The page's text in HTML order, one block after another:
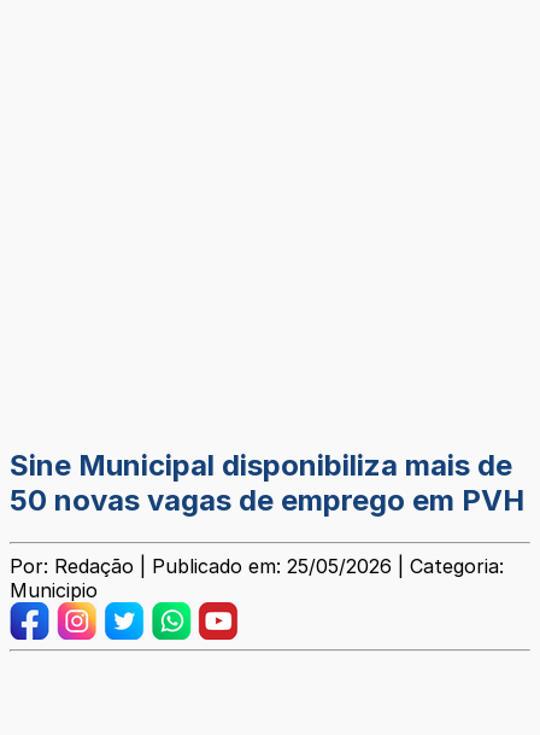
Sine Municipal disponibiliza mais de
50 novas vagas de emprego em PVH
Por: Redação | Publicado em: 25/05/2026 | Categoria:
Municipio